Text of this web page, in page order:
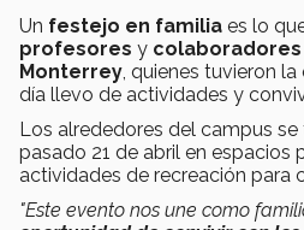
Un festejo en familia es lo
profesores y colaboradores
Monterrey , quienes tuvieron
día llevo de actividades y
Los alrededores del campus
pasado 21 de abril en espacios
actividades de recreación para
"Este evento nos une como